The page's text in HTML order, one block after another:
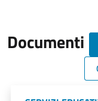
Documenti